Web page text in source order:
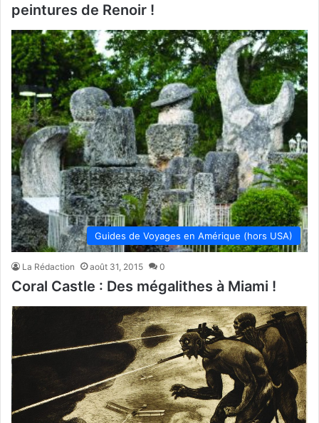
peintures de Renoir !
Guides de Voyages en Amérique (hors USA)
La Rédaction août 31, 2015 0
Coral Castle : Des mégalithes à Miami !